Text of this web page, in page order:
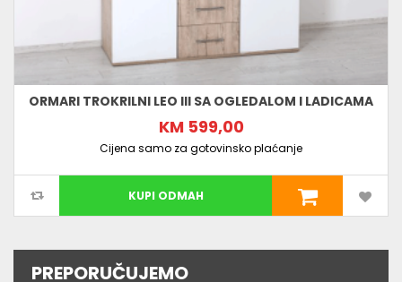
ORMARI TROKRILNI LEO III SA OGLEDALOM I LADICAMA
KM 599,00
Cijena samo za gotovinsko plaćanje
KUPI ODMAH
PREPORUČUJEMO